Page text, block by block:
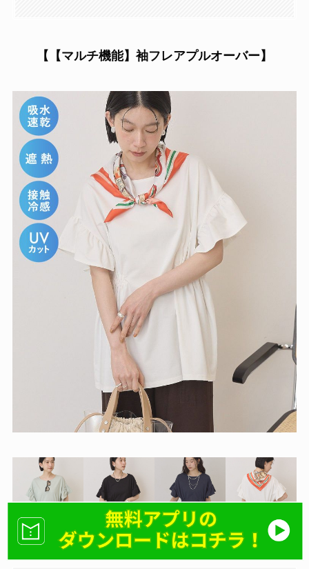
ボリューム感のあるチュールスリーブが、
スタイリングにアクセントに◎
季節感のある軽やかな素材で、トレンドラ